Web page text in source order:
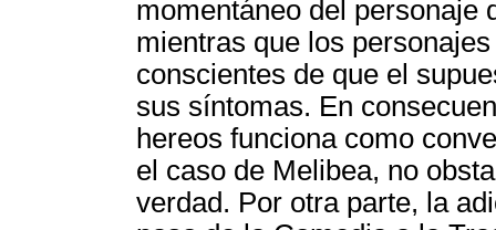
momentáneo del personaje
mientras que los
conscientes de que el
sus síntomas. En
hereos funciona como
el caso de Melibea, no
verdad. Por otra parte, la